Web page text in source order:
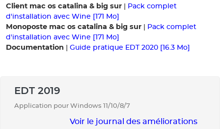
Client mac os catalina & big sur | Pack complet
d'installation avec Wine [171 Mo]
Monoposte mac os catalina & big sur | Pack complet
d'installation avec Wine [171 Mo]
Documentation | Guide pratique EDT 2020 [16.3 Mo]
EDT 2019
Application pour Windows 11/10/8/7
Voir le journal des améliorations